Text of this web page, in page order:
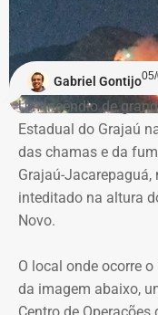
A auditoria também
competitividade da
variação entre as
empresas
termo de referência.
Outro ponto que
ausência de critérios
contratação da
projeto, o contrato
superior a R$ 28 mil.
consultores
Gabriel Gontijo
Um incêndio de
Estadual do Grajaú
das chamas e da
Grajaú-Jacarepaguá,
inteditado na altura
Novo.
O local onde ocorre
da imagem abaixo,
Centro de